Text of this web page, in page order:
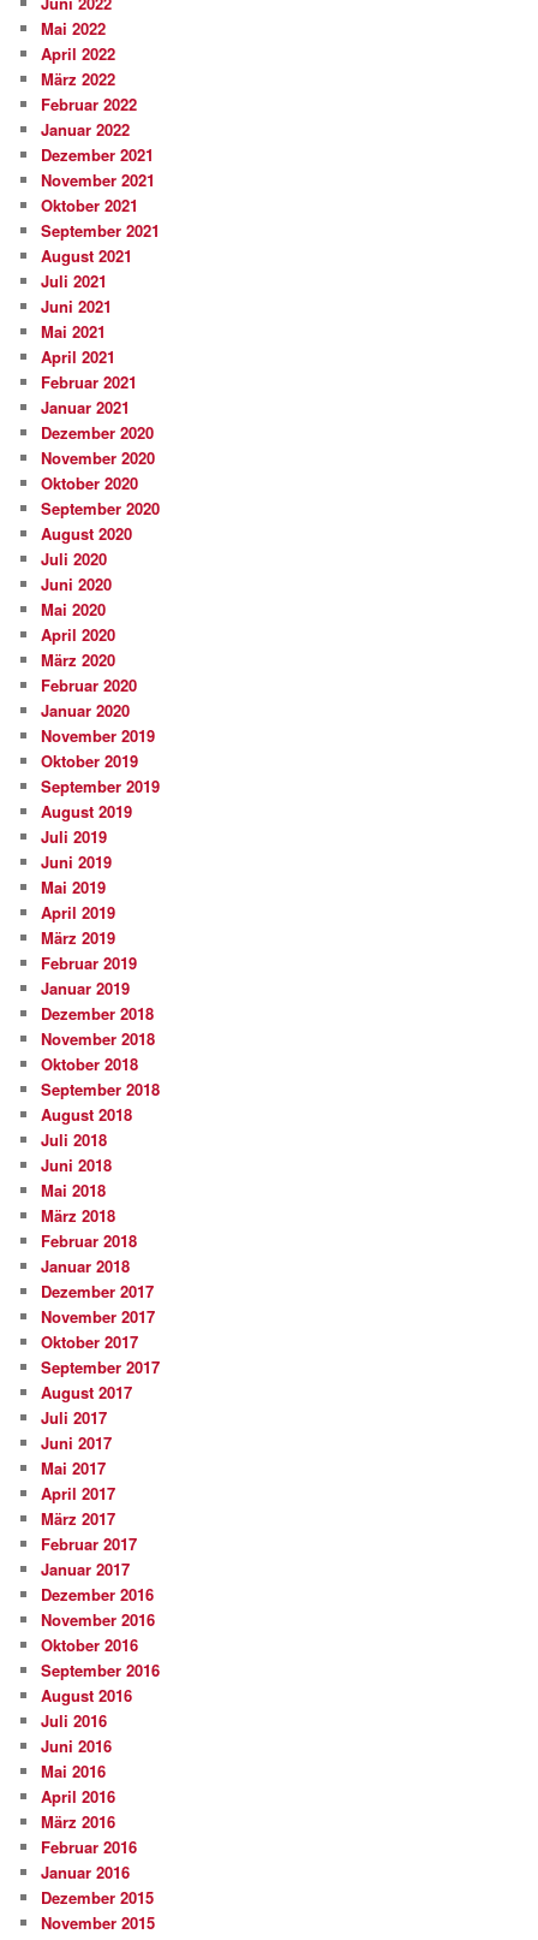
Mai 2022
April 2022
März 2022
Februar 2022
Januar 2022
Dezember 2021
November 2021
Oktober 2021
September 2021
August 2021
Juli 2021
Juni 2021
Mai 2021
April 2021
Februar 2021
Januar 2021
Dezember 2020
November 2020
Oktober 2020
September 2020
August 2020
Juli 2020
Juni 2020
Mai 2020
April 2020
März 2020
Februar 2020
Januar 2020
November 2019
Oktober 2019
September 2019
August 2019
Juli 2019
Juni 2019
Mai 2019
April 2019
März 2019
Februar 2019
Januar 2019
Dezember 2018
November 2018
Oktober 2018
September 2018
August 2018
Juli 2018
Juni 2018
Mai 2018
März 2018
Februar 2018
Januar 2018
Dezember 2017
November 2017
Oktober 2017
September 2017
August 2017
Juli 2017
Juni 2017
Mai 2017
April 2017
März 2017
Februar 2017
Januar 2017
Dezember 2016
November 2016
Oktober 2016
September 2016
August 2016
Juli 2016
Juni 2016
Mai 2016
April 2016
März 2016
Februar 2016
Januar 2016
Dezember 2015
November 2015